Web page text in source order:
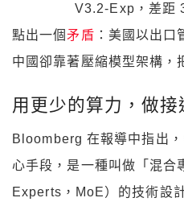
V3.2-Exp，差距
點出一個矛盾 ：美國以出口
中國卻靠著壓縮模型架構，
用更少的算力，做接
Bloomberg 在報導中指出
心手段，是一種叫做「混
Experts，MoE）的技術設